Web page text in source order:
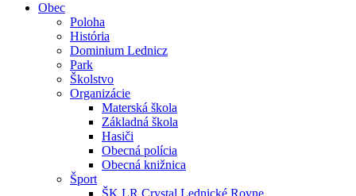
Obec
Poloha
História
Dominium Lednicz
Park
Školstvo
Organizácie
Materská škola
Základná škola
Hasiči
Obecná polícia
Obecná knižnica
Šport
ŠK LR Crystal Lednické Rovne